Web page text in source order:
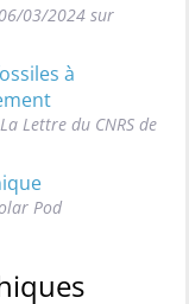
03/2024 sur
à
Lettre du CNRS de
Pod